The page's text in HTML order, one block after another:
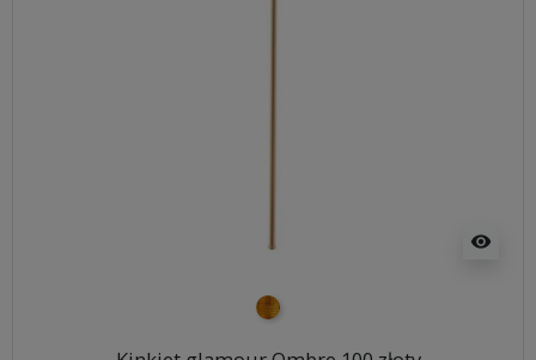
visibility
złoty